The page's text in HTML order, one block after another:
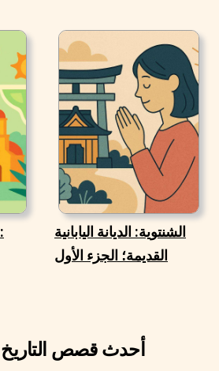
الشنتوية: الديانة اليابانية
القديمة؛ الجزء الأول
أحدث قصص التاريخ